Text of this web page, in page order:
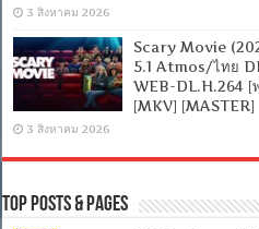
3 สิงหาคม 2026
Scary Movie
5.1 Atmos/ไทย
WEB-DL.H.264 [
[MKV] [MASTER]
3 สิงหาคม 2026
Top Posts & Pages